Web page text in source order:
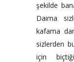
şekilde
Daima
kafama
sizlerden
için